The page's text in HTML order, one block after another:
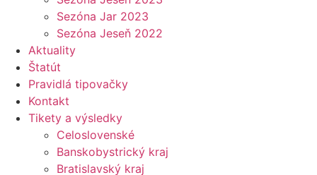
Sezóna Jar 2023
Sezóna Jeseň 2022
Aktuality
Štatút
Pravidlá tipovačky
Kontakt
Tikety a výsledky
Celoslovenské
Banskobystrický kraj
Bratislavský kraj